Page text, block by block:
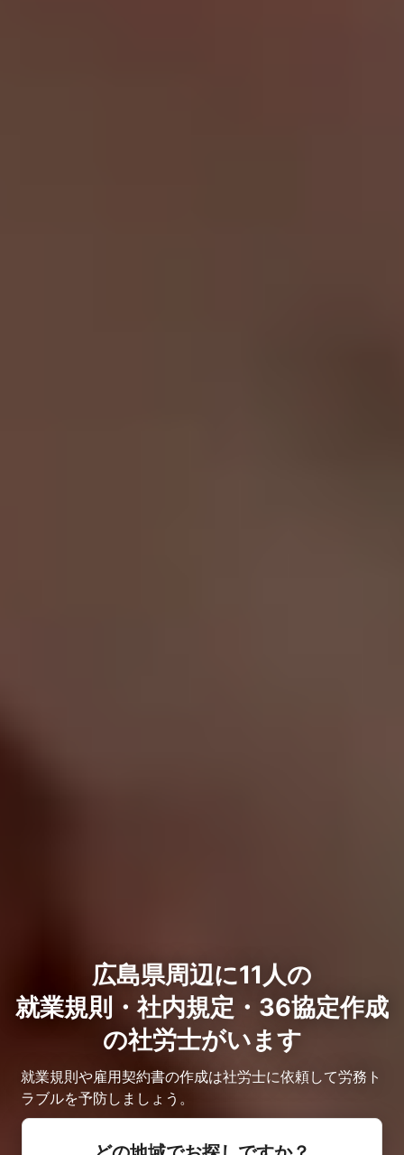
広島県周辺に11人の
就業規則・社内規定・36協定作成
の社労士がいます
就業規則や雇用契約書の作成は社労士に依頼して労務ト
ラブルを予防しましょう。